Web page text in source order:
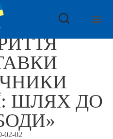
ШЛЯХ ДО
02-02